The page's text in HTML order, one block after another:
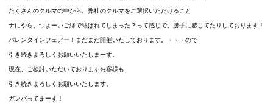
たくさんのクルマの中から、弊社のクルマをご選択いただけること
ナにやら、つよーいご縁で結ばれてしまった？って感じで、勝手に感じてたりしております！
バレンタインフェアー！まだまだ開催いたしております。・・・ので
引き続きよろしくお願いいたしまーす。
現在、ご検討いただいておりますお客様も
引き続きよろしくお願いいたします。
ガンバってまーす！